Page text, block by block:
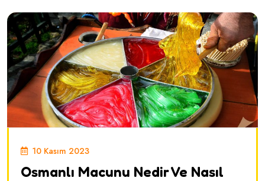
10 Kasım 2023
Osmanlı Macunu Nedir Ve Nasıl